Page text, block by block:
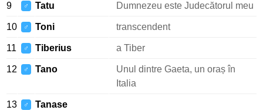
9 ♂ Tatu Dumnezeu este Judecătorul meu
10 ♂ Toni transcendent
11 ♂ Tiberius a Tiber
12 ♂ Tano
Unul dintre Gaeta, un oraș în
Italia
13 ♂ Tanase